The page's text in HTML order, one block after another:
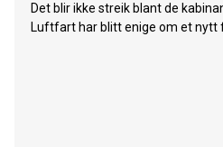
Det blir ikke streik blant de
Luftfart har blitt enige om et